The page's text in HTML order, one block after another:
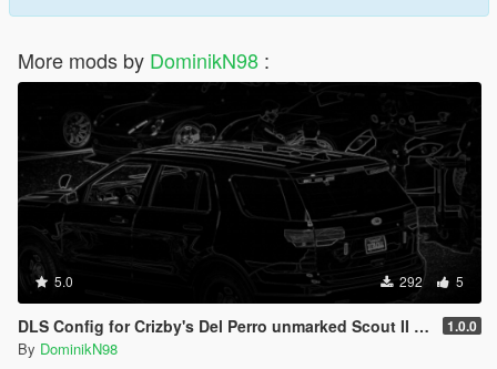
More mods by DominikN98 :
5.0 292 5
DLS Config for Crizby's Del Perro unmarked Scout II 1.0.0 1.0.0
By DominikN98